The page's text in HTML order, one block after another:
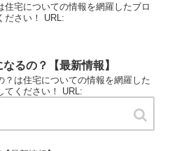
宅についての情報を網羅したブロ
ださい！ URL:
るの？【最新情報】
は住宅についての情報を網羅した
てください！ URL: